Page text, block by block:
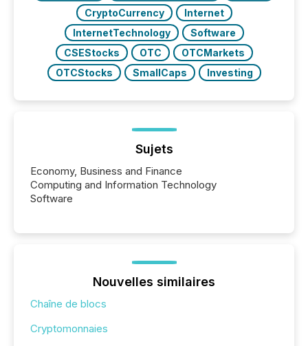
CryptoCurrency
Internet
InternetTechnology
Software
CSEStocks
OTC
OTCMarkets
OTCStocks
SmallCaps Investing
Sujets
Economy, Business and Finance
Computing and Information Technology
Software
Nouvelles similaires
Chaîne de blocs
Cryptomonnaies